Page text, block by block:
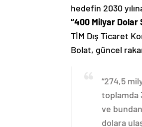
hedefin 2030
“400 Milyar Dolar
TİM Dış Ticaret
Bolat, güncel
“274,5
toplamda
ve
dolara